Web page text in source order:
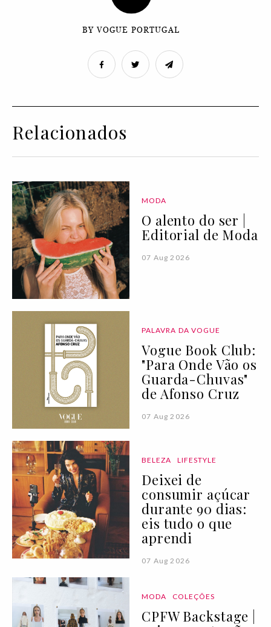
BY VOGUE PORTUGAL
Relacionados
MODA
O alento do ser |
Editorial de Moda
07 Aug 2026
PALAVRA DA VOGUE
Vogue Book Club:
"Para Onde Vão os
Guarda-Chuvas"
de Afonso Cruz
07 Aug 2026
BELEZA LIFESTYLE
Deixei de
consumir açúcar
durante 90 dias:
eis tudo o que
aprendi
07 Aug 2026
MODA COLEÇÕES
CPFW Backstage |